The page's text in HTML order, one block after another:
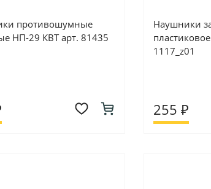
противошумные
НП-29 КВТ арт. 81435
Наушники
1117_z01
255 ₽